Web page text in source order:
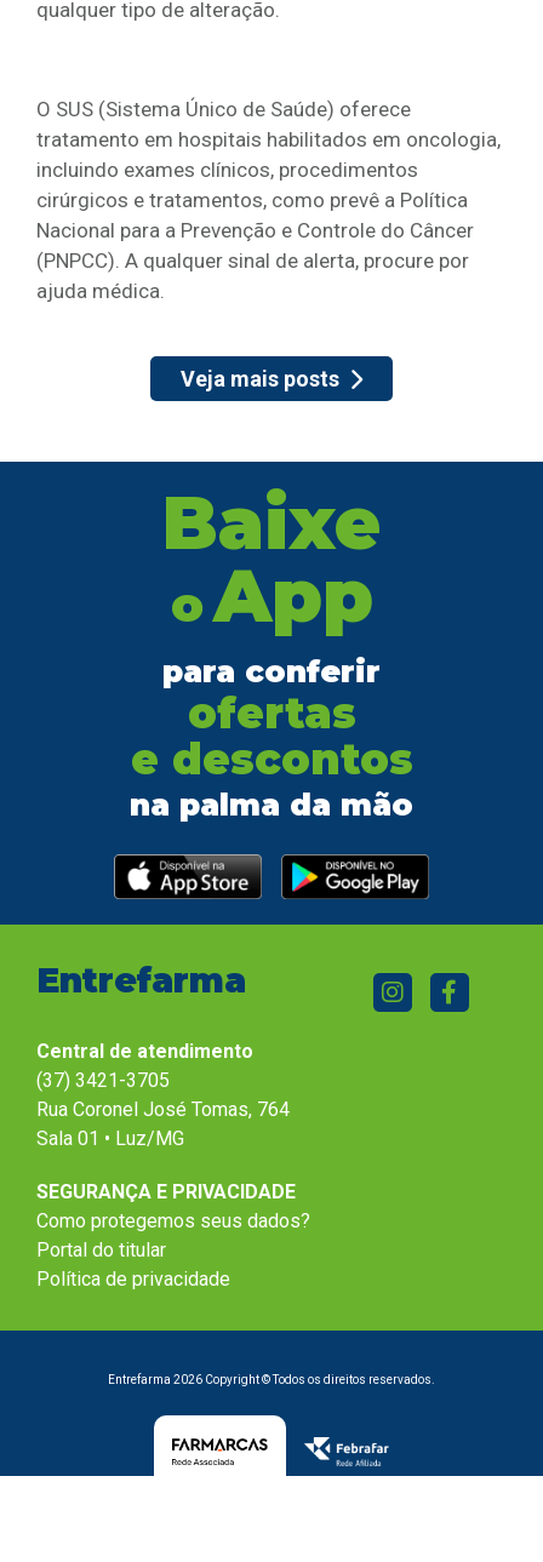
qualquer tipo de alteração.
O SUS (Sistema Único de Saúde) oferece
tratamento em hospitais habilitados em oncologia,
incluindo exames clínicos, procedimentos
cirúrgicos e tratamentos, como prevê a Política
Nacional para a Prevenção e Controle do Câncer
(PNPCC). A qualquer sinal de alerta, procure por
ajuda médica.
Veja mais posts
Baixe
oApp
para conferir
ofertas
e descontos
na palma da mão
Entrefarma
Central de atendimento
(37) 3421-3705
Rua Coronel José Tomas, 764
Sala 01 • Luz/MG
SEGURANÇA E PRIVACIDADE
Como protegemos seus dados?
Portal do titular
Política de privacidade
Entrefarma 2026 Copyright © Todos os direitos reservados.